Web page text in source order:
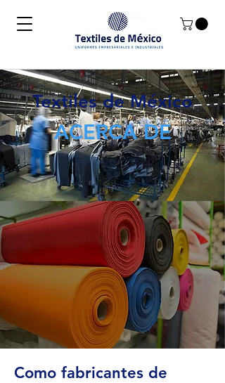
Textiles de México
ACERCA DE
Como fabricantes de